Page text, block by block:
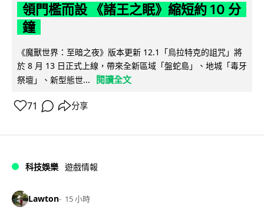
領門檻而設 《諸王之眠》縮短約 10 分
鐘
《魔獸世界：至暗之夜》版本更新 12.1「烏拉特克的詛咒」將
於 8 月 13 日正式上線，帶來全新區域「盤蛇島」、地城「毒牙
祭壇」、新型態世...
閱讀全文
71 分享
科技娛樂 遊戲情報
Lawton 15 小時